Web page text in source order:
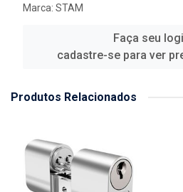
Marca: STAM
Faça seu
cadastre-se para ver
Produtos Relacionados